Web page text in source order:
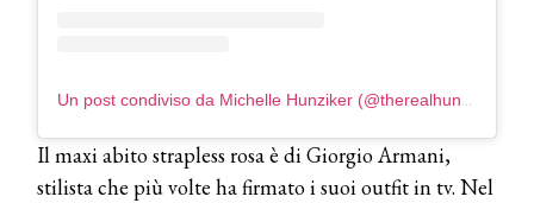
Un post condiviso da Michelle Hunziker (@therealhunzigram)
Il maxi abito strapless rosa è di Giorgio Armani,
stilista che più volte ha firmato i suoi outfit in tv. Nel
TONI&GUY
A Natale regala una doppia
TONI&GUY “Feel Good Experience”!